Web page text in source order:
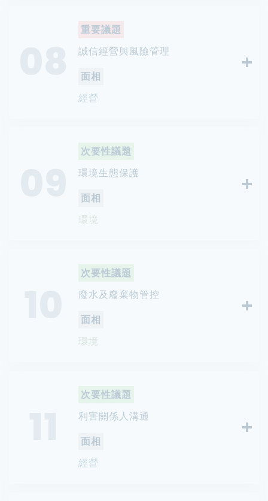
重要議題
誠信經營與風險管理
面相
經營
次要性議題
環境生態保護
面相
環境
次要性議題
廢水及廢棄物管控
面相
環境
次要性議題
利害關係人溝通
面相
經營